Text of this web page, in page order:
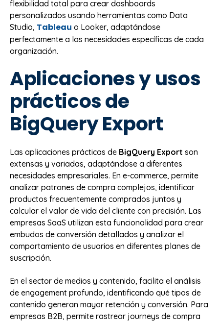
flexibilidad total para crear dashboards
personalizados usando herramientas como Data
Studio, Tableau o Looker, adaptándose
perfectamente a las necesidades específicas de cada
organización.
Aplicaciones y usos
prácticos de
BigQuery Export
Las aplicaciones prácticas de BigQuery Export son
extensas y variadas, adaptándose a diferentes
necesidades empresariales. En e-commerce, permite
analizar patrones de compra complejos, identificar
productos frecuentemente comprados juntos y
calcular el valor de vida del cliente con precisión. Las
empresas SaaS utilizan esta funcionalidad para crear
embudos de conversión detallados y analizar el
comportamiento de usuarios en diferentes planes de
suscripción.
En el sector de medios y contenido, facilita el análisis
de engagement profundo, identificando qué tipos de
contenido generan mayor retención y conversión. Para
empresas B2B, permite rastrear journeys de compra